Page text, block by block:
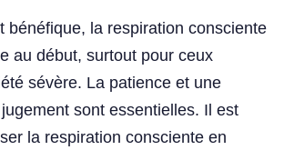
bénéfique, la respiration consciente
au début, surtout pour ceux
sévère. La patience et une
sont essentielles. Il est
la respiration consciente en